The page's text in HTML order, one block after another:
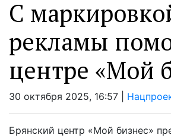
С
рекламы
центре «Мой
30 октября 2025, 16:57 |
Брянский центр «Мой бизнес»